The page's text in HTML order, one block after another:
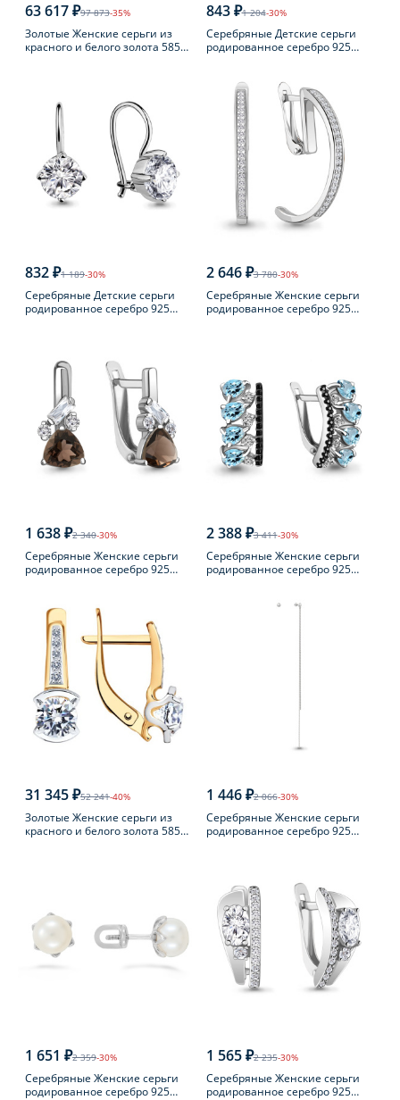
63 617 ₽97 873-35%
Золотые Женские серьги из
красного и белого золота 585
843 ₽1 204-30%
Серебряные Детские серьги
родированное серебро 925
832 ₽1 189-30%
Серебряные Детские серьги
родированное серебро 925
2 646 ₽3 780-30%
Серебряные Женские серьги
родированное серебро 925
1 638 ₽2 340-30%
Серебряные Женские серьги
родированное серебро 925
2 388 ₽3 411-30%
Серебряные Женские серьги
родированное серебро 925
31 345 ₽52 241-40%
Золотые Женские серьги из
красного и белого золота 585
1 446 ₽2 066-30%
Серебряные Женские серьги
родированное серебро 925
1 651 ₽2 359-30%
Серебряные Женские серьги
родированное серебро 925
1 565 ₽2 235-30%
Серебряные Женские серьги
родированное серебро 925